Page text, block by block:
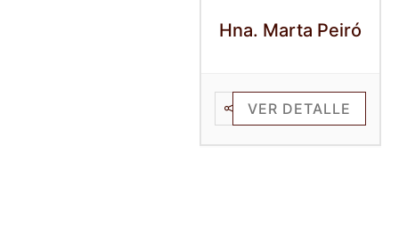
Hna. Marta Peiró
VER DETALLE